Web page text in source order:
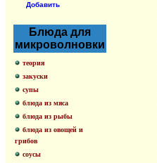
Добавить
Блюда для
микроволновки
теория
закуски
супы
блюда из мяса
блюда из рыбы
блюда из овощей и
грибов
соусы